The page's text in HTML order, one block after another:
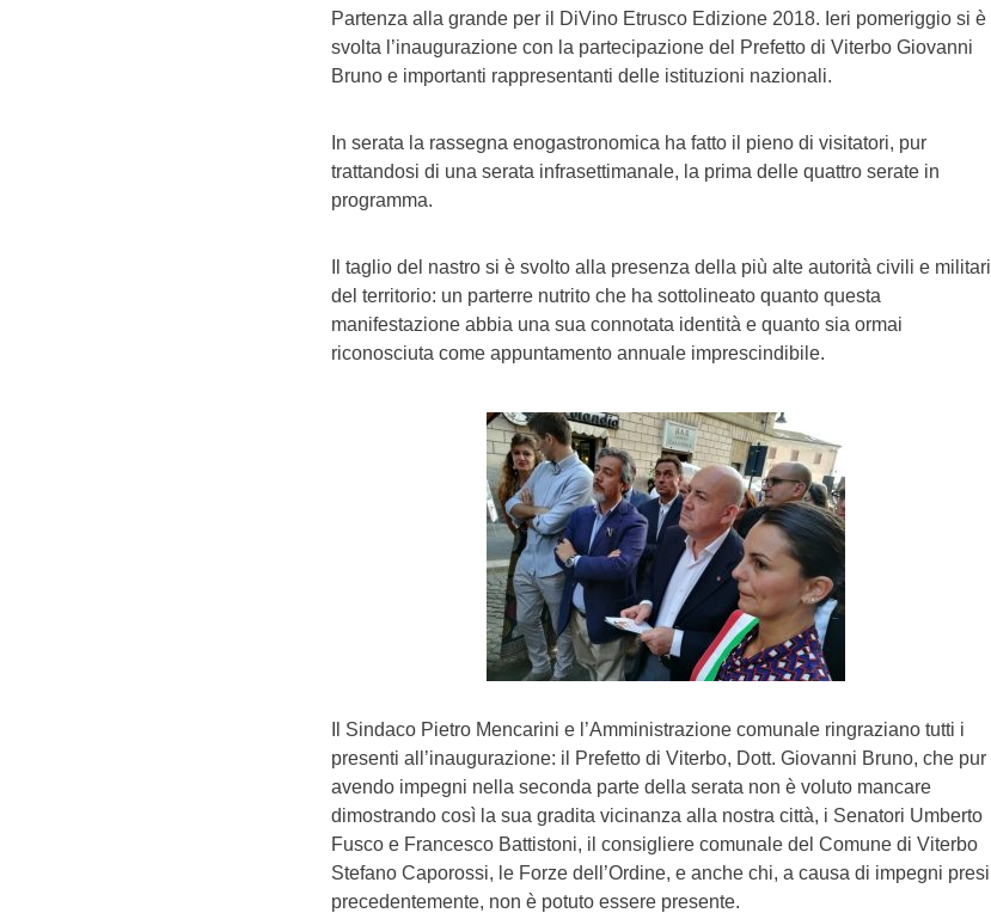
Partenza alla grande per il DiVino Etrusco Edizione 2018. Ieri pomeriggio si è
svolta l’inaugurazione con la partecipazione del Prefetto di Viterbo Giovanni
Bruno e importanti rappresentanti delle istituzioni nazionali.
In serata la rassegna enogastronomica ha fatto il pieno di visitatori, pur
trattandosi di una serata infrasettimanale, la prima delle quattro serate in
programma.
Il taglio del nastro si è svolto alla presenza della più alte autorità civili e militari
del territorio: un parterre nutrito che ha sottolineato quanto questa
manifestazione abbia una sua connotata identità e quanto sia ormai
riconosciuta come appuntamento annuale imprescindibile.
Il Sindaco Pietro Mencarini e l’Amministrazione comunale ringraziano tutti i
presenti all’inaugurazione: il Prefetto di Viterbo, Dott. Giovanni Bruno, che pur
avendo impegni nella seconda parte della serata non è voluto mancare
dimostrando così la sua gradita vicinanza alla nostra città, i Senatori Umberto
Fusco e Francesco Battistoni, il consigliere comunale del Comune di Viterbo
Stefano Caporossi, le Forze dell’Ordine, e anche chi, a causa di impegni presi
precedentemente, non è potuto essere presente.